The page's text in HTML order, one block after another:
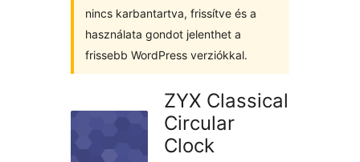
nincs karbantartva, frissítve és a
használata gondot jelenthet a
frissebb WordPress verziókkal.
ZYX Classical
Circular
Clock